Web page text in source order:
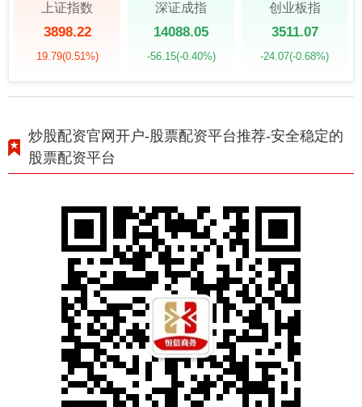
上证指数
3898.22
19.79(0.51%)
深证成指
14088.05
-56.15(-0.40%)
创业板指
3511.07
-24.07(-0.68%)
炒股配资官网开户-股票配资平台推荐-安全稳定的
股票配资平台